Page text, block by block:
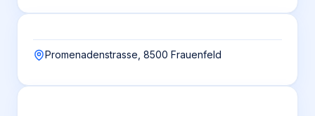
Promenadenstrasse, 8500 Frauenfeld